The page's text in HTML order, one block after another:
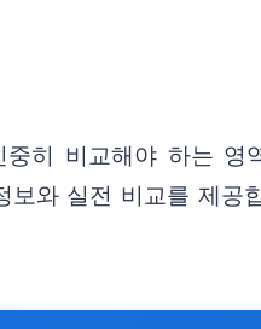
히 비교해야 하는
와 실전 비교를 제공